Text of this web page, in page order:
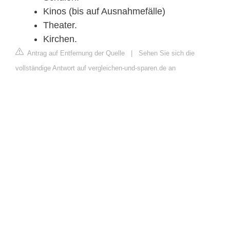
Kinos (bis auf Ausnahmefälle)
Theater.
Kirchen.
Antrag auf Entfernung der Quelle | Sehen Sie sich die
vollständige Antwort auf vergleichen-und-sparen.de an